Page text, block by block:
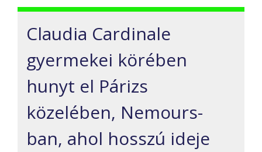
Claudia Cardinale
gyermekei körében
hunyt el Párizs
közelében, Nemours-
ban, ahol hosszú ideje